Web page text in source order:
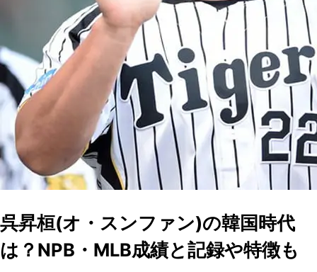
呉昇桓(オ・スンファン)の韓国時代
は？NPB・MLB成績と記録や特徴も